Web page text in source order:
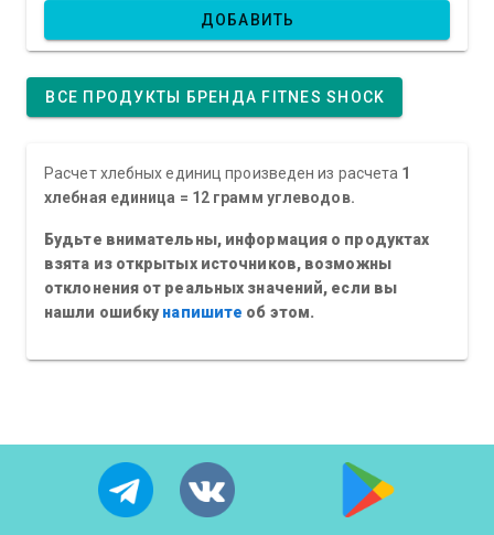
ДОБАВИТЬ
ВСЕ ПРОДУКТЫ БРЕНДА FITNES SHOCK
Расчет хлебных единиц произведен из расчета 1
хлебная единица = 12 грамм углеводов.
Будьте внимательны, информация о продуктах
взята из открытых источников, возможны
отклонения от реальных значений, если вы
нашли ошибкунапишите об этом.